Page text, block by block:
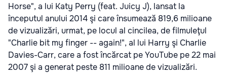
Horse", a lui Katy Perry (feat. Juicy J), lansat la
începutul anului 2014 şi care însumează 819,6 milioane
de vizualizări, urmat, pe locul al cincilea, de filmuleţul
"Charlie bit my finger -- again!", al lui Harry şi Charlie
Davies-Carr, care a fost încărcat pe YouTube pe 22 mai
2007 şi a generat peste 811 milioane de vizualizări.